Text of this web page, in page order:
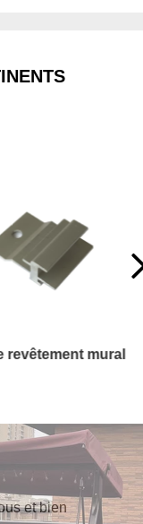
PLANCHE D'ESCALIER OU DE FASCIA
et bien